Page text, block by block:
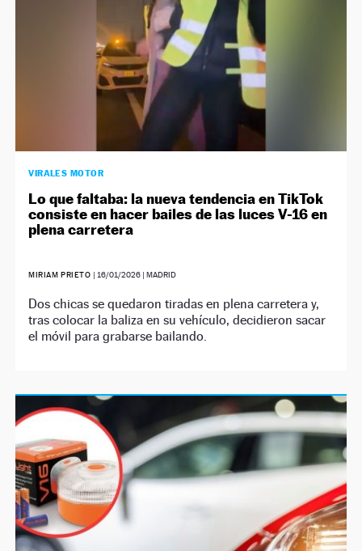
VIRALES MOTOR
Lo que faltaba: la nueva tendencia en TikTok
consiste en hacer bailes de las luces V-16 en
plena carretera
MIRIAM PRIETO | 16/01/2026| MADRID
Dos chicas se quedaron tiradas en plena carretera y,
tras colocar la baliza en su vehículo, decidieron sacar
el móvil para grabarse bailando.